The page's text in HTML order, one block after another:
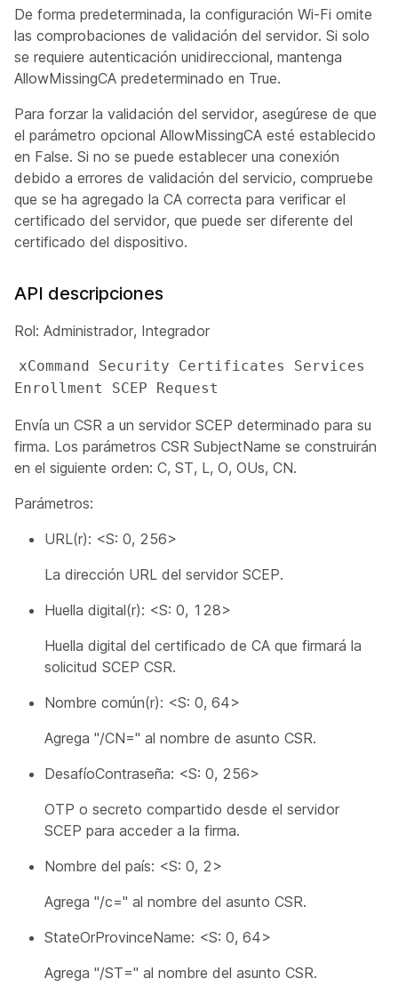
De forma predeterminada, la configuración Wi-Fi omite
las comprobaciones de validación del servidor. Si solo
se requiere autenticación unidireccional, mantenga
AllowMissingCA predeterminado en True.
Para forzar la validación del servidor, asegúrese de que
el parámetro opcional AllowMissingCA esté establecido
en False. Si no se puede establecer una conexión
debido a errores de validación del servicio, compruebe
que se ha agregado la CA correcta para verificar el
certificado del servidor, que puede ser diferente del
certificado del dispositivo.
API descripciones
Rol: Administrador, Integrador
xCommand Security Certificates Services
Enrollment SCEP Request
Envía un CSR a un servidor SCEP determinado para su
firma. Los parámetros CSR SubjectName se construirán
en el siguiente orden: C, ST, L, O, OUs, CN.
Parámetros:
URL(r): <S: 0, 256>
La dirección URL del servidor SCEP.
Huella digital(r): <S: 0, 128>
Huella digital del certificado de CA que firmará la
solicitud SCEP CSR.
Nombre común(r): <S: 0, 64>
Agrega "/CN=" al nombre de asunto CSR.
DesafíoContraseña: <S: 0, 256>
OTP o secreto compartido desde el servidor
SCEP para acceder a la firma.
Nombre del país: <S: 0, 2>
Agrega "/c=" al nombre del asunto CSR.
StateOrProvinceName: <S: 0, 64>
Agrega "/ST=" al nombre del asunto CSR.